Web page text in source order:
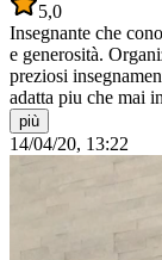
5,0
Insegnante che
e generosità.
preziosi
adatta piu che mai
più
14/04/20, 13:22